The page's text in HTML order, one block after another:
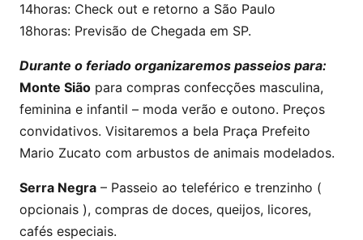
14horas: Check out e retorno a São Paulo
18horas: Previsão de Chegada em SP.
Durante o feriado organizaremos passeios para:
Monte Sião para compras confecções masculina,
feminina e infantil – moda verão e outono. Preços
convidativos. Visitaremos a bela Praça Prefeito
Mario Zucato com arbustos de animais modelados.
Serra Negra – Passeio ao teleférico e trenzinho (
opcionais ), compras de doces, queijos, licores,
cafés especiais.